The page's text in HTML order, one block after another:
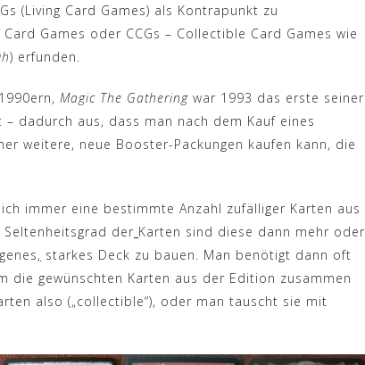
(Living Card Games) als Kontrapunkt zu
Games oder CCGs – Collectible Card Games wie
) erfunden.
Magic The Gathering war 1993 das erste seiner
dadurch aus, dass man nach dem Kauf eines
weitere, neue Booster-Packungen kaufen kann, die
immer eine bestimmte Anzahl zufälliger Karten aus
Seltenheitsgrad der Karten sind diese dann mehr oder
, starkes Deck zu bauen. Man benötigt dann oft
die gewünschten Karten aus der Edition zusammen
also („collectible“), oder man tauscht sie mit